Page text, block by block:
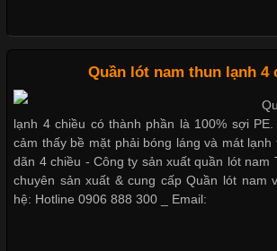
Cập nhật 2026-05-09 15:58:23
Các Form Áo Thun Phổ Biến Hiện Nay Và
Ngành May Mặc Áo thun là một trong
thuộc và được sử dụng phổ biến nhất hiện
dạng về màu sắc hay chất liệu, áo thun còn
khác nhau để phù hợp với từng phong
cầu
Dễ chịu hơn với quần lót nam giá rẻ vải
Quần lót nam thun lạnh 4
lạnh 4 chiều có thành phần là 100% sợi
cảm thấy bề mặt phải bóng láng và mát lạnh
dãn 4 chiều - Công ty sản xuất quần lót nam
chuyên sản xuất & cung cấp Quần lót nam
hệ: Hotline 0906 888 300 _ Email: